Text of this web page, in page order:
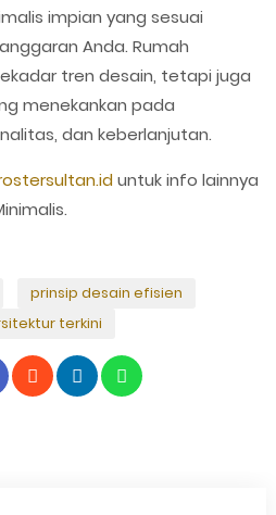
impian yang sesuai
Anda. Rumah
tren desain, tetapi juga
menekankan pada
dan keberlanjutan.
untuk info lainnya
prinsip desain efisien
terkini